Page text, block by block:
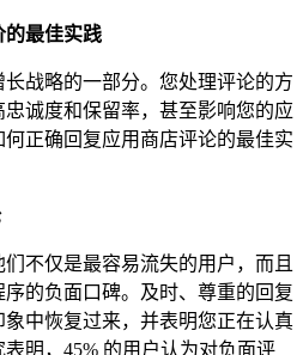
的最佳实践
战略的一部分。您处理评论的方
诚度和保留率，甚至影响您的应
正确回复应用商店评论的最佳实
不仅是最容易流失的用户，而且
的负面口碑。及时、尊重的回复
中恢复过来，并表明您正在认真
明，45% 的用户认为对负面评